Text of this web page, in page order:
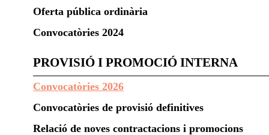
Oferta pública ordinària
Convocatòries 2024
PROVISIÓ I PROMOCIÓ INTERNA
Convocatòries 2026
Convocatòries de provisió definitives
Relació de noves contractacions i promocions